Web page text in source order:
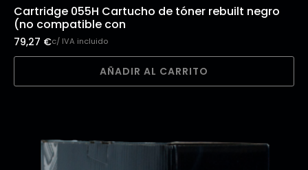
Cartridge 055H Cartucho de tóner rebuilt negro
(no compatible con
79,27 €c/ IVA incluido
AÑADIR AL CARRITO